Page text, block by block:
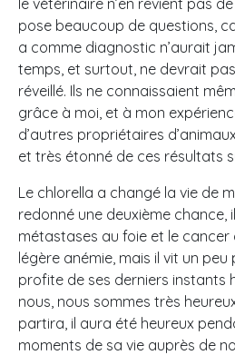
pose beaucoup de questions,
a comme diagnostic n’aurait
temps, et surtout, ne devrait
réveillé. Ils ne connaissaient
grâce à moi, et à mon
d’autres propriétaires
et très étonné de ces résultats
Le chlorella a changé la vie de
redonné une deuxième chance,
métastases au foie et le cancer
légère anémie, mais il vit un
profite de ses derniers instants
nous, nous sommes très
partira, il aura été heureux
moments de sa vie auprès de